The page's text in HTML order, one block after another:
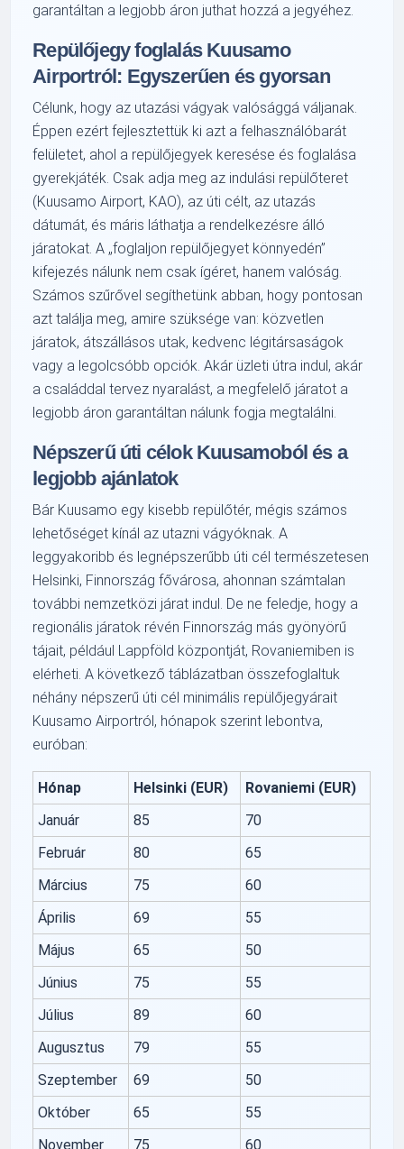
garantáltan a legjobb áron juthat hozzá a jegyéhez.
Repülőjegy foglalás Kuusamo
Airportról: Egyszerűen és gyorsan
Célunk, hogy az utazási vágyak valósággá váljanak.
Éppen ezért fejlesztettük ki azt a felhasználóbarát
felületet, ahol a repülőjegyek keresése és foglalása
gyerekjáték. Csak adja meg az indulási repülőteret
(Kuusamo Airport, KAO), az úti célt, az utazás
dátumát, és máris láthatja a rendelkezésre álló
járatokat. A „foglaljon repülőjegyet könnyedén”
kifejezés nálunk nem csak ígéret, hanem valóság.
Számos szűrővel segíthetünk abban, hogy pontosan
azt találja meg, amire szüksége van: közvetlen
járatok, átszállásos utak, kedvenc légitársaságok
vagy a legolcsóbb opciók. Akár üzleti útra indul, akár
a családdal tervez nyaralást, a megfelelő járatot a
legjobb áron garantáltan nálunk fogja megtalálni.
Népszerű úti célok Kuusamoból és a
legjobb ajánlatok
Bár Kuusamo egy kisebb repülőtér, mégis számos
lehetőséget kínál az utazni vágyóknak. A
leggyakoribb és legnépszerűbb úti cél természetesen
Helsinki, Finnország fővárosa, ahonnan számtalan
további nemzetközi járat indul. De ne feledje, hogy a
regionális járatok révén Finnország más gyönyörű
tájait, például Lappföld központját, Rovaniemiben is
elérheti. A következő táblázatban összefoglaltuk
néhány népszerű úti cél minimális repülőjegyárait
Kuusamo Airportról, hónapok szerint lebontva,
euróban:
Hónap Helsinki (EUR)
Rovaniemi (EUR)
Január
85
70
Február
80
65
Március
75
60
Április
69
55
Május
65
50
Június
75
55
Július
89
60
Augusztus
79
55
Szeptember
69
50
Október
65
55
November
75 60